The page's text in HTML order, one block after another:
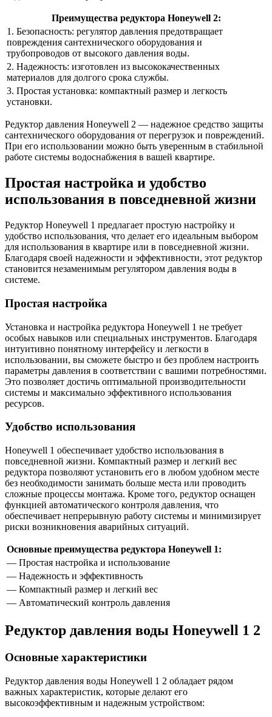
Преимущества редуктора Honeywell 2:
1. Безопасность: регулятор давления предотвращает
повреждения сантехнического оборудования и
трубопроводов от высокого давления воды.
2. Надежность: изготовлен из высококачественных
материалов для долгого срока службы.
3. Простая установка: компактный размер и легкость
установки.
Редуктор давления Honeywell 2 — надежное средство защиты
сантехнического оборудования от перегрузок и повреждений.
При его использовании можно быть уверенным в стабильной
работе системы водоснабжения в вашей квартире.
Простая настройка и удобство
использования в повседневной жизни
Редуктор Honeywell 1 предлагает простую настройку и
удобство использования, что делает его идеальным выбором
для использования в квартире или в повседневной жизни.
Благодаря своей надежности и эффективности, этот редуктор
становится незаменимым регулятором давления воды в
системе.
Простая настройка
Установка и настройка редуктора Honeywell 1 не требует
особых навыков или специальных инструментов. Благодаря
интуитивно понятному интерфейсу и легкости в
использовании, вы сможете быстро и без проблем настроить
параметры давления в соответствии с вашими потребностями.
Это позволяет достичь оптимальной производительности
системы и максимально эффективного использования
ресурсов.
Удобство использования
Honeywell 1 обеспечивает удобство использования в
повседневной жизни. Компактный размер и легкий вес
редуктора позволяют установить его в любом удобном месте
без необходимости занимать больше места или проводить
сложные процессы монтажа. Кроме того, редуктор оснащен
функцией автоматического контроля давления, что
обеспечивает непрерывную работу системы и минимизирует
риски возникновения аварийных ситуаций.
Основные преимущества редуктора Honeywell 1:
— Простая настройка и использование
— Надежность и эффективность
— Компактный размер и легкий вес
— Автоматический контроль давления
Редуктор давления воды Honeywell 1 2
Основные характеристики
Редуктор давления воды Honeywell 1 2 обладает рядом
важных характеристик, которые делают его
высокоэффективным и надежным устройством: